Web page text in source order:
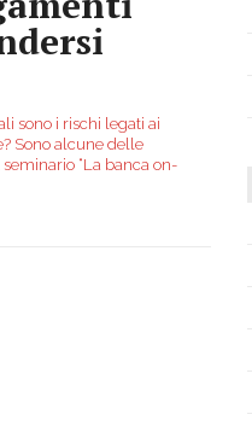
sono i rischi legati ai
Sono alcune delle
“La banca on-